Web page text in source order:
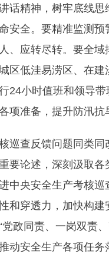
话精神，树牢底线
安全。要精准监测
、应转尽转。要全
区低洼易涝区、在
24小时值班和领导
项准备，提升防汛抗
巡查反馈问题同类
要论述，深刻汲取
中央安全生产考核
和穿透力，加快构
政同责、一岗双责
动安全生产各项任务